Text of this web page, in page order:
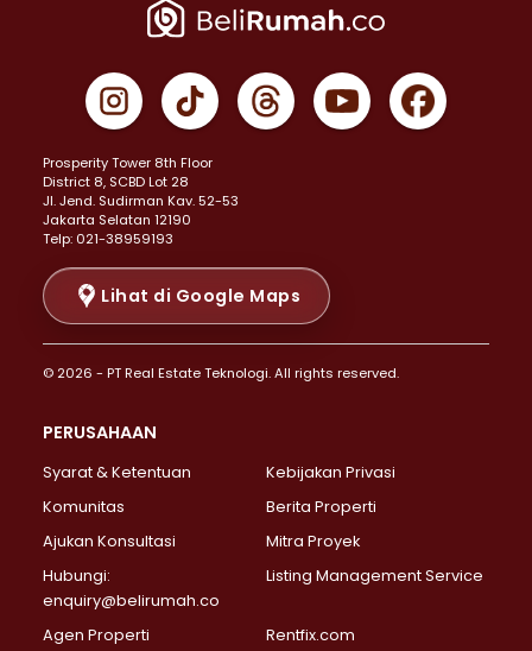
Properti Dijual di Jakarta Pusat >
Properti Dijual di Gambir >
Properti Dijual di Johar Baru >
Properti Dijual di Menteng >
Properti Dijual di Senen >
Properti Dijual di Tanah Abang >
Properti Dijual di Cikini >
Properti Dijual di Kramat >
Properti Dijual di Pasar Baru >
Properti Dijual di Bendungan Hilir >
Properti Dijual di Jakarta Selatan >
Properti Dijual di Lebak Bulus >
Properti Dijual di Gandaria Selatan >
Properti Dijual di Pondok Labu >
Properti Dijual di Lenteng Agung >
Properti Dijual di Senayan >
Properti Dijual di Pondok Pinang >
Prosperity Tower 8th Floor
District 8, SCBD Lot 28
JI. Jend. Sudirman Kav. 52-53
Jakarta Selatan 12190
Telp: 021-38959193
Lihat di Google Maps
© 2026 - PT Real Estate Teknologi. All rights reserved.
PERUSAHAAN
Syarat & Ketentuan
Kebijakan Privasi
Komunitas
Berita Properti
Ajukan Konsultasi
Mitra Proyek
Hubungi:
enquiry@belirumah.co
Listing Management Service
Agen Properti Rentfix.com